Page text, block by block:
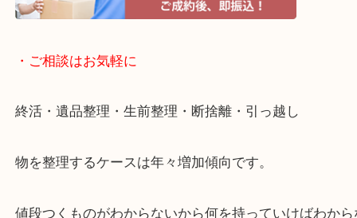
・宅配買取ページ
遅い時間しか家にいない方・商品点数が多い方には